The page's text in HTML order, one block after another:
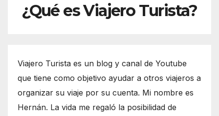
¿Qué es Viajero Turista?
Viajero Turista es un blog y canal de Youtube
que tiene como objetivo ayudar a otros viajeros a
organizar su viaje por su cuenta. Mi nombre es
Hernán. La vida me regaló la posibilidad de